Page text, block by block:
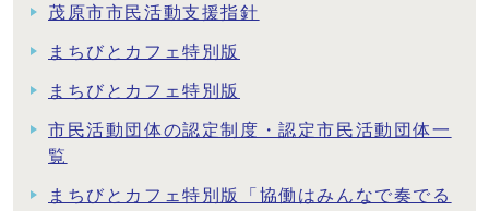
茂原市市民活動支援指針
まちびとカフェ特別版
まちびとカフェ特別版
市民活動団体の認定制度・認定市民活動団体一
覧
まちびとカフェ特別版「協働はみんなで奏でる